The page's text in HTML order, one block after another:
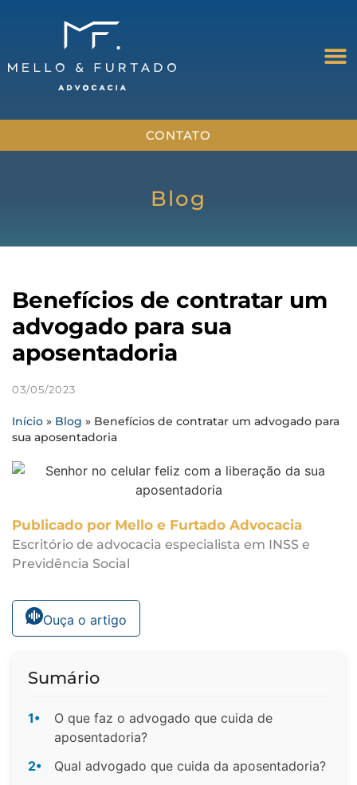
CONTATO
Blog
Benefícios de contratar um
advogado para sua
aposentadoria
03/05/2023
Início » Blog » Benefícios de contratar um advogado para
sua aposentadoria
Publicado por Mello e Furtado Advocacia
Escritório de advocacia especialista em INSS e
Previdência Social
Ouça o artigo
Sumário
1•
O que faz o advogado que cuida de
aposentadoria?
2•
Qual advogado que cuida da aposentadoria?